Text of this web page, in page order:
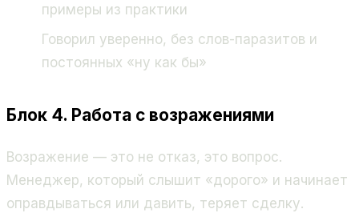
примеры из практики
Говорил уверенно, без слов-паразитов и
постоянных «ну как бы»
Блок 4. Работа с возражениями
Возражение — это не отказ, это вопрос.
Менеджер, который слышит «дорого» и начинает
оправдываться или давить, теряет сделку.